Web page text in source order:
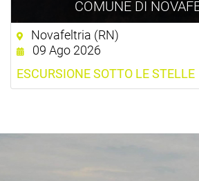
COMUNE DI
Novafeltria (RN)
09 Ago 2026
ESCURSIONE SOTTO LE STELLE